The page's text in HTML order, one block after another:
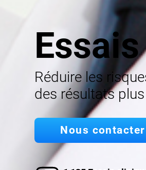
Réduire les
des résultats
Nous contacter